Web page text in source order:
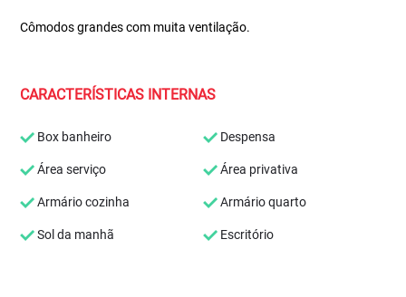
Cômodos grandes com muita ventilação.
CARACTERÍSTICAS INTERNAS
Box banheiro Despensa
Área serviço Área privativa
Armário cozinha Armário quarto
Sol da manhã Escritório